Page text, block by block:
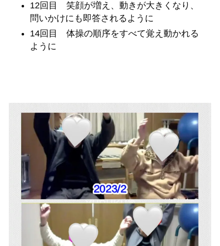
12回目 笑顔が増え、動きが大きくなり、
問いかけにも即答されるように
14回目 体操の順序をすべて覚え動かれる
ように